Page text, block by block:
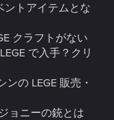
ントアイテムとな
クラフトがない
で入手？クリ
ンの LEGE 販売・
ョニーの銃とは